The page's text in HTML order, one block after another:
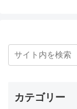
カテゴリー